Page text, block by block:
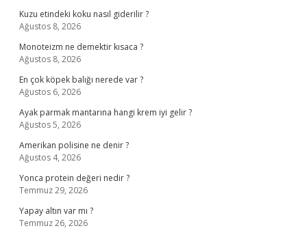
Kuzu etindeki koku nasıl giderilir ?
Ağustos 8, 2026
Monoteizm ne demektir kısaca ?
Ağustos 8, 2026
En çok köpek balığı nerede var ?
Ağustos 6, 2026
Ayak parmak mantarına hangi krem iyi gelir ?
Ağustos 5, 2026
Amerikan polisine ne denir ?
Ağustos 4, 2026
Yonca protein değeri nedir ?
Temmuz 29, 2026
Yapay altın var mı ?
Temmuz 26, 2026